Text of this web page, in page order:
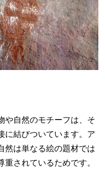
や自然のモチーフは、そ
に結びついています。ア
然は単なる絵の題材では
されているためです。